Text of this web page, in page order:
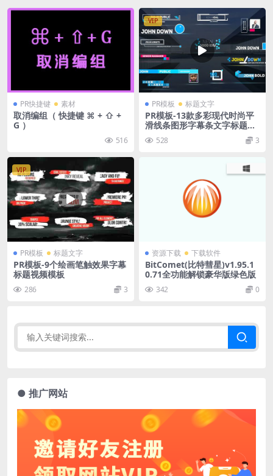
PR快捷键 素材
取消编组（ 快捷键 ⌘ + ⇧ +
G ）
516
VIP
PR模板 标题文字
PR模板-13款多彩现代时尚平
滑线条图形字幕条文字标题动
画注释解说视频模板
528 3
VIP
PR模板 标题文字
PR模板-9个绘画笔触效果字幕
标题视频模板
286 3
资源下载 下载软件
BitComet(比特彗星)v1.95.1
0.71全功能解锁豪华版绿色版
342 0
● 推广网站